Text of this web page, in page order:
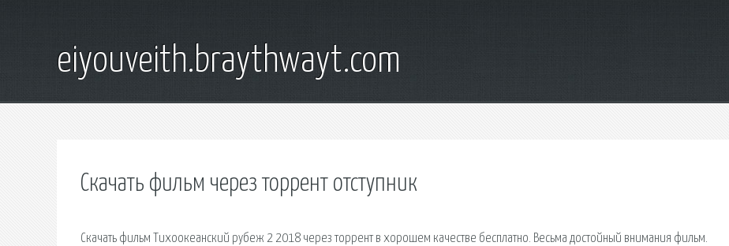
eiyouveith.braythwayt.com
Скачать фильм через торрент отступник
Скачать фильм Тихоокеанский рубеж 2 2018 через торрент в хорошем качестве бесплатно. Весьма достойный внимания фильм.